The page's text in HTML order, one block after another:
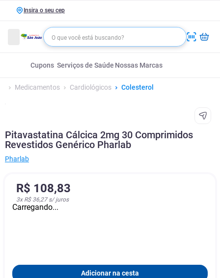
Insira o seu cep
Cupons Serviços de Saúde Nossas Marcas
Medicamentos Cardiológicos Colesterol
Pitavastatina Cálcica 2mg 30 Comprimidos
Revestidos Genérico Pharlab
Pharlab
R$ 108,83
3x R$ 36,27s/ juros
Carregando...
Adicionar na cesta